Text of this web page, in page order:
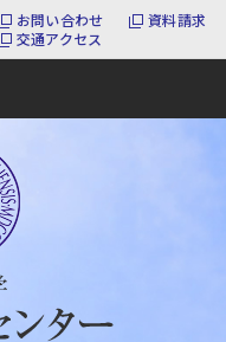
お問い合わせ
資料請求
交通アクセス